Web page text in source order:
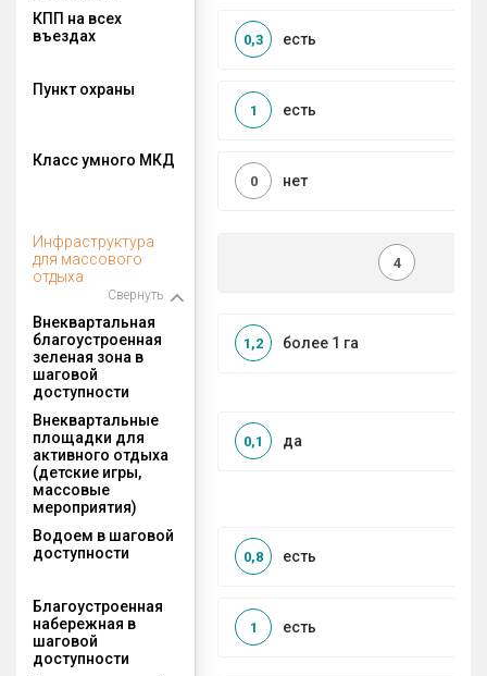
КПП на всех
въездах
есть
0,3
Пункт охраны
есть
1
Класс умного МКД
нет
0
Инфраструктура
для массового
отдыха
Свернуть
4
Внеквартальная
благоустроенная
зеленая зона в
шаговой
доступности
более 1 га
1,2
Внеквартальные
площадки для
активного отдыха
(детские игры,
массовые
мероприятия)
да
0,1
Водоем в шаговой
доступности
есть
0,8
Благоустроенная
набережная в
шаговой
доступности
есть
1